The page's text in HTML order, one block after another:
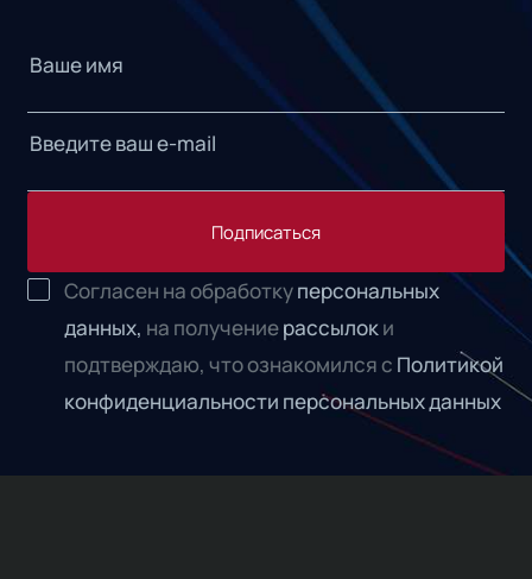
Подписаться
Согласен на обработкуперсональных
данных, на получениерассылоки
подтверждаю, что ознакомился с Политикой
конфиденциальности персональных данных